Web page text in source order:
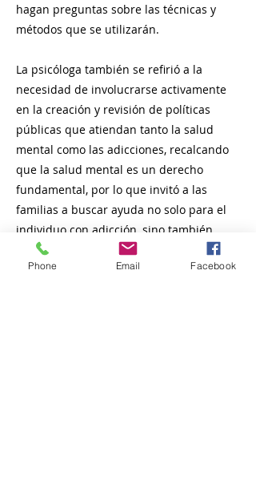
hagan preguntas sobre las técnicas y
métodos que se utilizarán.
La psicóloga también se refirió a la
necesidad de involucrarse activamente
en la creación y revisión de políticas
públicas que atiendan tanto la salud
mental como las adicciones, recalcando
que la salud mental es un derecho
fundamental, por lo que invitó a las
familias a buscar ayuda no solo para el
individuo con adicción, sino también
para sí mismas, con el fin de gestionar su
estrés y ansiedad.
Phone Email Facebook